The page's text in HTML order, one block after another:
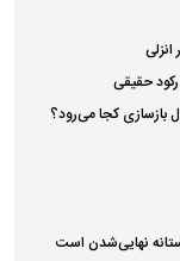
حقیقی
بازسازی کجا می‌رود؟
نهایی‌شدن است